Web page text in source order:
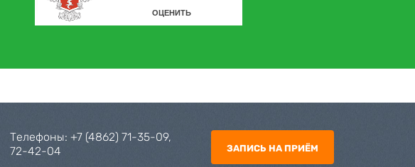
Телефоны:+7 (4862) 71-35-09,
72-42-04
ЗАПИСЬ НА ПРИЁМ